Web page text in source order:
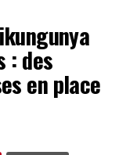
: des
en place